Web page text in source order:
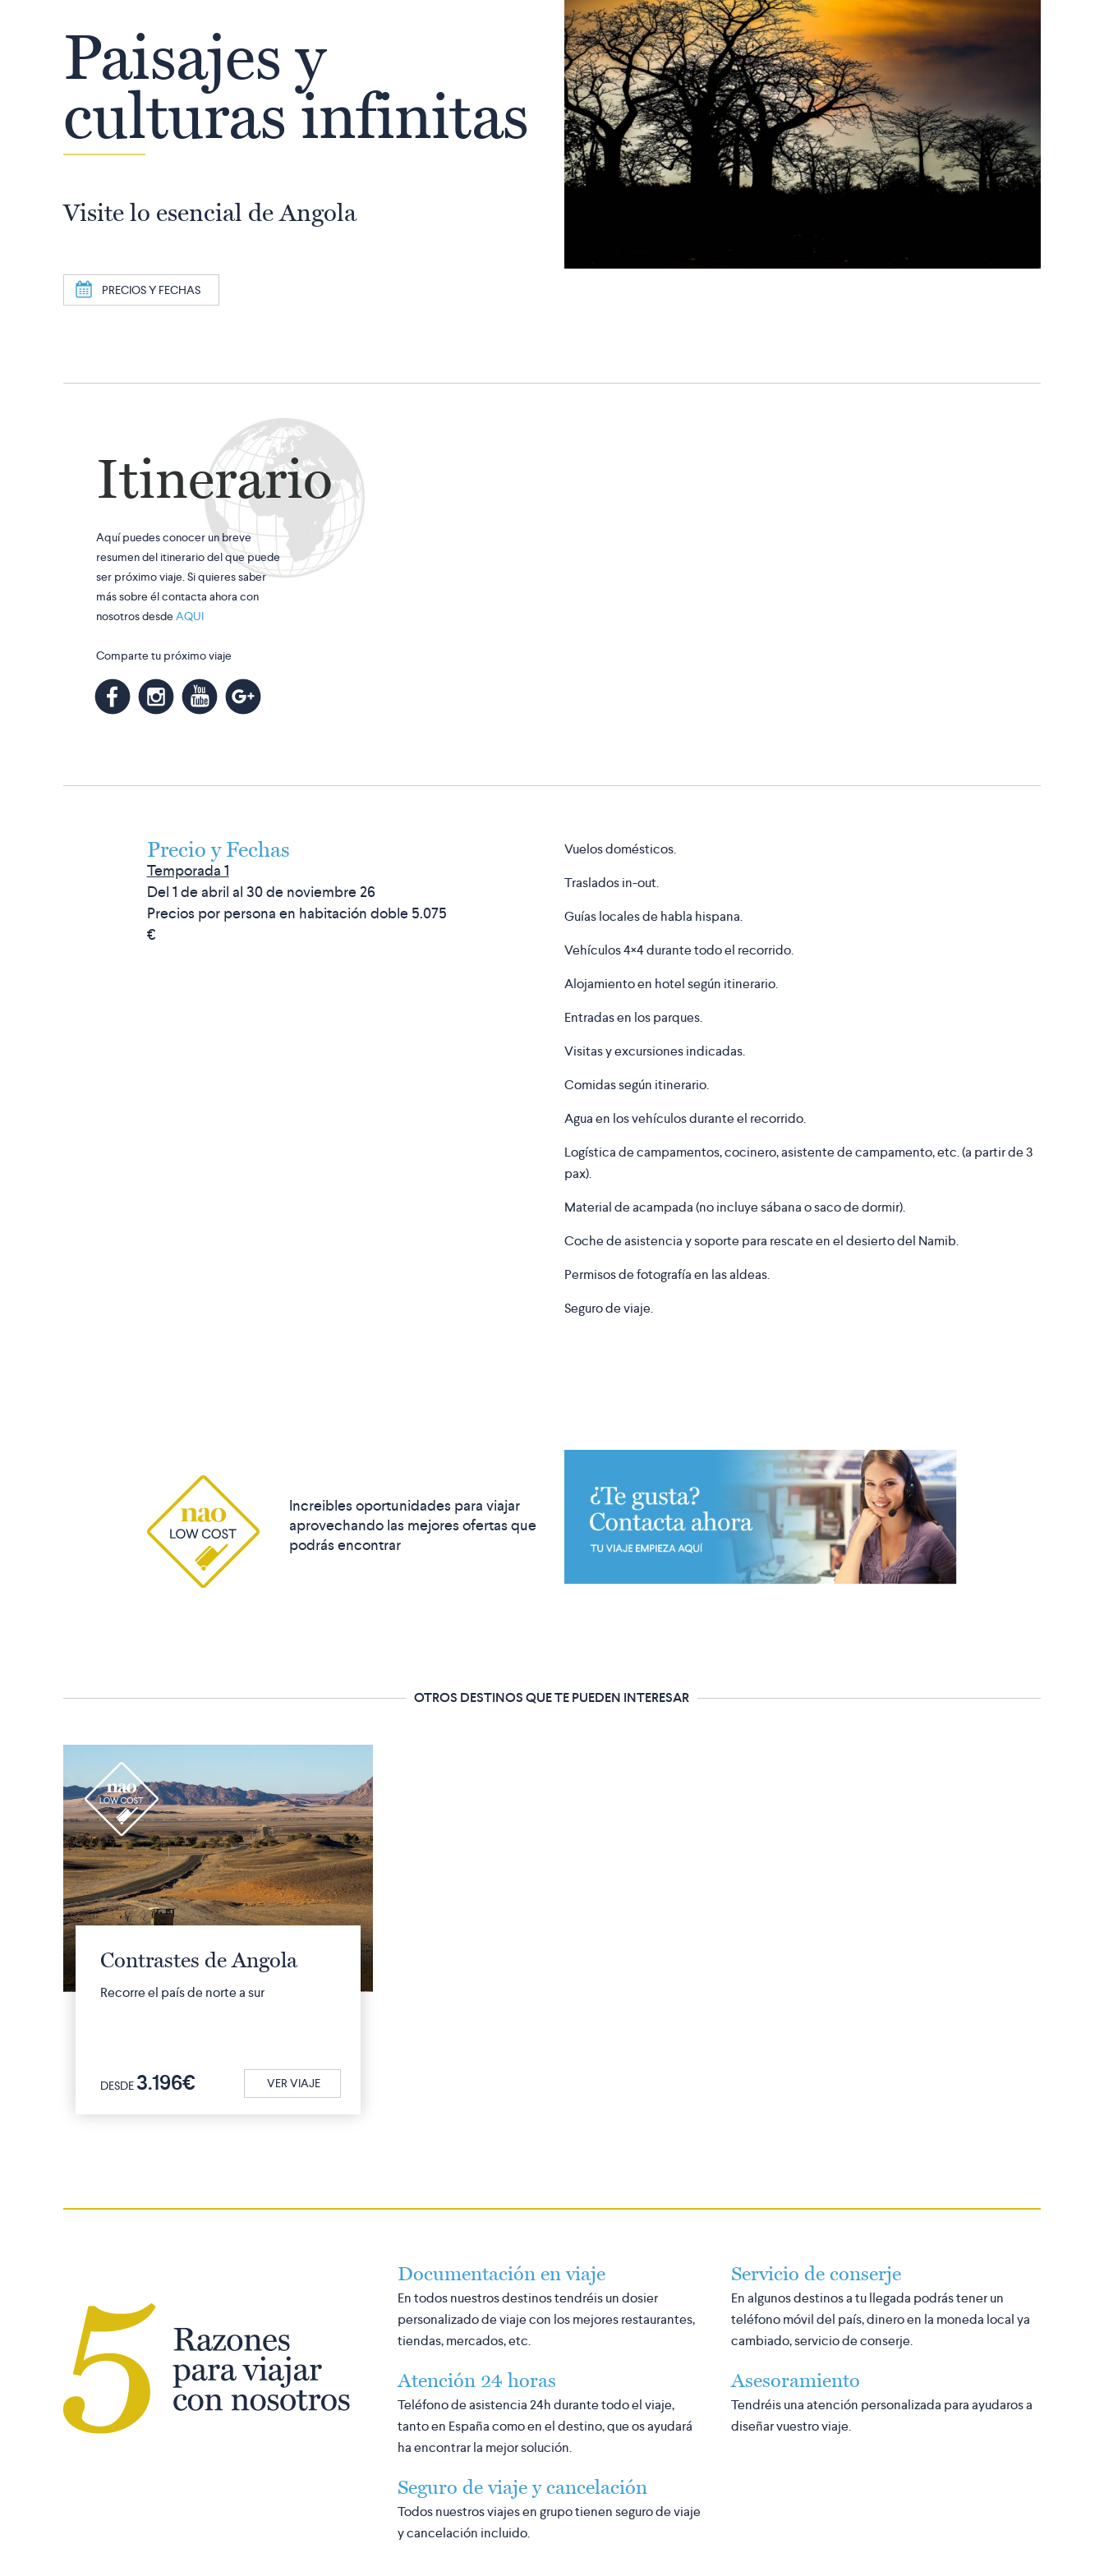
Paisajes y
culturas infinitas
Visite lo esencial de Angola
a PRECIOS Y FECHAS
Itinerario
Aquí puedes conocer un breve
resumen del itinerario del que puede
ser próximo viaje. Si quieres saber
más sobre él contacta ahora con
nosotros desde AQUI
Comparte tu próximo viaje
mknl
Precio y Fechas
Temporada 1
Del 1 de abril al 30 de noviembre 26
Precios por persona en habitación doble5.075
€
Vuelos domésticos.
Traslados in-out.
Guías locales de habla hispana.
Vehículos 4×4 durante todo el recorrido.
Alojamiento en hotel según itinerario.
Entradas en los parques.
Visitas y excursiones indicadas.
Comidas según itinerario.
Agua en los vehículos durante el recorrido.
Logística de campamentos, cocinero, asistente de campamento, etc. (a partir de 3
pax).
Material de acampada (no incluye sábana o saco de dormir).
Coche de asistencia y soporte para rescate en el desierto del Namib.
Permisos de fotografía en las aldeas.
Seguro de viaje.
Increibles oportunidades para viajar
aprovechando las mejores ofertas que
podrás encontrar
OTROS DESTINOS QUE TE PUEDEN INTERESAR
r
Contrastes de Angola
Recorre el país de norte a sur
DESDE 3.196€ VER VIAJE
Documentación en viaje
En todos nuestros destinos tendréis un dosier
personalizado de viaje con los mejores restaurantes,
tiendas, mercados, etc.
Atención 24 horas
Teléfono de asistencia 24h durante todo el viaje,
tanto en España como en el destino, que os ayudará
ha encontrar la mejor solución.
Seguro de viaje y cancelación
Todos nuestros viajes en grupo tienen seguro de viaje
y cancelación incluido.
Servicio de conserje
En algunos destinos a tu llegada podrás tener un
teléfono móvil del país, dinero en la moneda local ya
cambiado, servicio de conserje.
Asesoramiento
Tendréis una atención personalizada para ayudaros a
diseñar vuestro viaje.